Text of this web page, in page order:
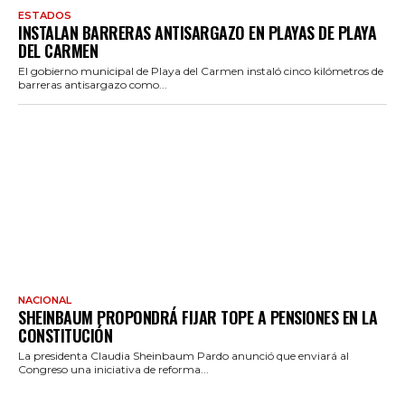
ESTADOS
INSTALAN BARRERAS ANTISARGAZO EN PLAYAS DE PLAYA
DEL CARMEN
El gobierno municipal de Playa del Carmen instaló cinco kilómetros de
barreras antisargazo como...
NACIONAL
SHEINBAUM PROPONDRÁ FIJAR TOPE A PENSIONES EN LA
CONSTITUCIÓN
La presidenta Claudia Sheinbaum Pardo anunció que enviará al
Congreso una iniciativa de reforma...